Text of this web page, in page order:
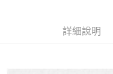
１．簡單：不需註冊會員、不
２．便利：只要手機號碼，簡
詳細說明